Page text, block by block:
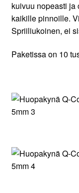
kuivuu nopeasti ja
kaikille pinnoille.
Spriiliukoinen, ei
Paketissa on 10